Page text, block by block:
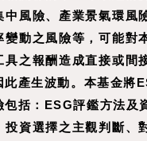
中風險、產業景氣環風
變動之風險等，可能對
具之報酬造成直接或間
此產生波動。本基金將
包括：ESG評鑑方法及
投資選擇之主觀判斷、